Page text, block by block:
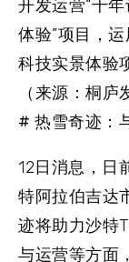
开发运营“千
体验”项目，
科技实景体验
（来源：桐庐
# 热雪奇迹：
12日消息，日
特阿拉伯吉达
迹将助力沙特
与运营等方面